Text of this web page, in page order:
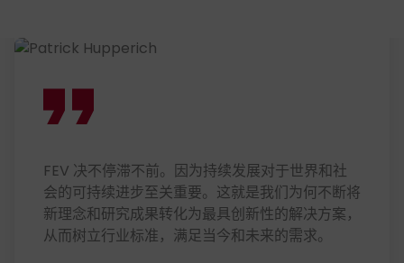
FEV 决不停滞不前。因为持续发展对于世界和社
会的可持续进步至关重要。这就是我们为何不断将
新理念和研究成果转化为最具创新性的解决方案，
从而树立行业标准，满足当今和未来的需求。